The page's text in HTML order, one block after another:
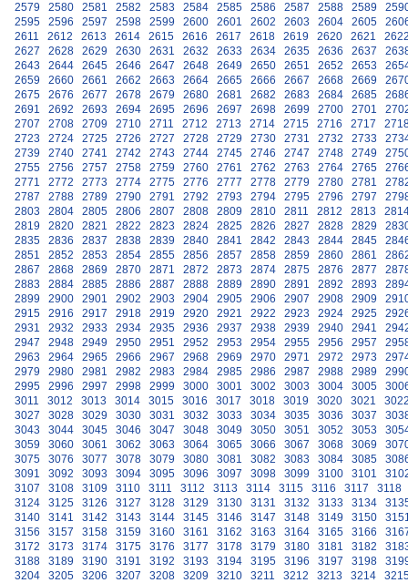
2579
2580 2581 2582 2583 2584 2585 2586 2587 2588 2589
2595
2596 2597 2598 2599 2600 2601 2602 2603 2604 2605
2611
2612 2613 2614 2615 2616 2617 2618 2619 2620 2621
2627
2628 2629 2630 2631 2632 2633 2634 2635 2636 2637
2643
2644 2645 2646 2647 2648 2649 2650 2651 2652 2653
2659
2660 2661 2662 2663 2664 2665 2666 2667 2668 2669
2675
2676 2677 2678 2679 2680 2681 2682 2683 2684 2685
2691
2692 2693 2694 2695 2696 2697 2698 2699 2700 2701
2707
2708 2709 2710 2711 2712 2713 2714 2715 2716 2717
2723
2724 2725 2726 2727 2728 2729 2730 2731 2732 2733
2739
2740 2741 2742 2743 2744 2745 2746 2747 2748 2749
2755
2756 2757 2758 2759 2760 2761 2762 2763 2764 2765
2771
2772 2773 2774 2775 2776 2777 2778 2779 2780 2781
2787
2788 2789 2790 2791 2792 2793 2794 2795 2796 2797
2803
2804 2805 2806 2807 2808 2809 2810 2811 2812 2813
2819
2820 2821 2822 2823 2824 2825 2826 2827 2828 2829
2835
2836 2837 2838 2839 2840 2841 2842 2843 2844 2845
2851
2852 2853 2854 2855 2856 2857 2858 2859 2860 2861
2867
2868 2869 2870 2871 2872 2873 2874 2875 2876 2877
2883
2884 2885 2886 2887 2888 2889 2890 2891 2892 2893
2899
2900 2901 2902 2903 2904 2905 2906 2907 2908 2909
2915
2916 2917 2918 2919 2920 2921 2922 2923 2924 2925
2931
2932 2933 2934 2935 2936 2937 2938 2939 2940 2941
2947
2948 2949 2950 2951 2952 2953 2954 2955 2956 2957
2963
2964 2965 2966 2967 2968 2969 2970 2971 2972 2973
2979
2980 2981 2982 2983 2984 2985 2986 2987 2988 2989
2995
2996 2997 2998 2999 3000 3001 3002 3003 3004 3005
3011
3012 3013 3014 3015 3016 3017 3018 3019 3020 3021
3027
3028 3029 3030 3031 3032 3033 3034 3035 3036 3037
3043
3044 3045 3046 3047 3048 3049 3050 3051 3052 3053
3059
3060 3061 3062 3063 3064 3065 3066 3067 3068 3069
3075
3076 3077 3078 3079 3080 3081 3082 3083 3084 3085
3091
3092 3093 3094 3095 3096 3097 3098 3099 3100 3101
3107
3108 3109 3110 3111 3112 3113 3114 3115 3116 3117
3118
3124
3125 3126 3127 3128 3129 3130 3131 3132 3133 3134
3140
3141 3142 3143 3144 3145 3146 3147 3148 3149 3150
3156
3157 3158 3159 3160 3161 3162 3163 3164 3165 3166
3172
3173 3174 3175 3176 3177 3178 3179 3180 3181 3182
3188
3189 3190 3191 3192 3193 3194 3195 3196 3197 3198
3204
3205 3206 3207 3208 3209 3210 3211 3212 3213 3214